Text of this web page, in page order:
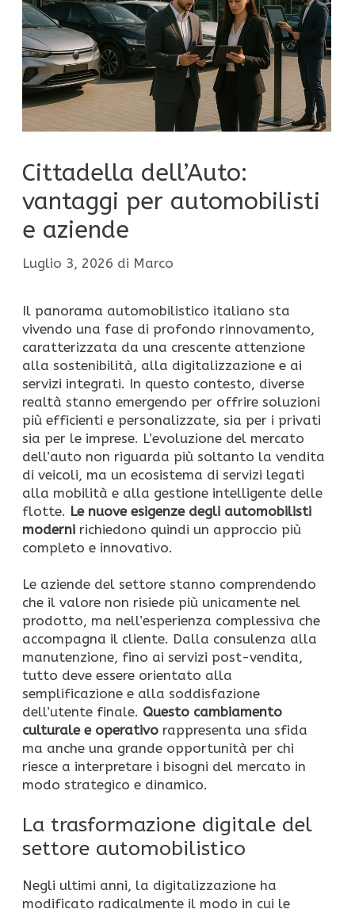
Cittadella dell’Auto:
vantaggi per automobilisti
e aziende
Luglio 3, 2026 di Marco
Il panorama automobilistico italiano sta
vivendo una fase di profondo rinnovamento,
caratterizzata da una crescente attenzione
alla sostenibilità, alla digitalizzazione e ai
servizi integrati. In questo contesto, diverse
realtà stanno emergendo per offrire soluzioni
più efficienti e personalizzate, sia per i privati
sia per le imprese. L’evoluzione del mercato
dell’auto non riguarda più soltanto la vendita
di veicoli, ma un ecosistema di servizi legati
alla mobilità e alla gestione intelligente delle
flotte. Le nuove esigenze degli automobilisti
moderni richiedono quindi un approccio più
completo e innovativo.
Le aziende del settore stanno comprendendo
che il valore non risiede più unicamente nel
prodotto, ma nell’esperienza complessiva che
accompagna il cliente. Dalla consulenza alla
manutenzione, fino ai servizi post-vendita,
tutto deve essere orientato alla
semplificazione e alla soddisfazione
dell’utente finale. Questo cambiamento
culturale e operativo rappresenta una sfida
ma anche una grande opportunità per chi
riesce a interpretare i bisogni del mercato in
modo strategico e dinamico.
La trasformazione digitale del
settore automobilistico
Negli ultimi anni, la digitalizzazione ha
modificato radicalmente il modo in cui le